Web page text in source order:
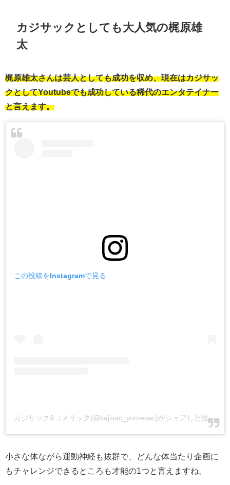
カジサックとしても大人気の梶原雄
太
梶原雄太さんは芸人としても成功を収め、現在はカジサッ
クとしてYoutubeでも成功している稀代のエンタテイナー
と言えます。
この投稿をInstagramで見る
カジサック&ヨメサック(@kajisac_yomesac)がシェアした投稿-
小さな体ながら運動神経も抜群で、どんな体当たり企画に
もチャレンジできるところも才能の1つと言えますね。